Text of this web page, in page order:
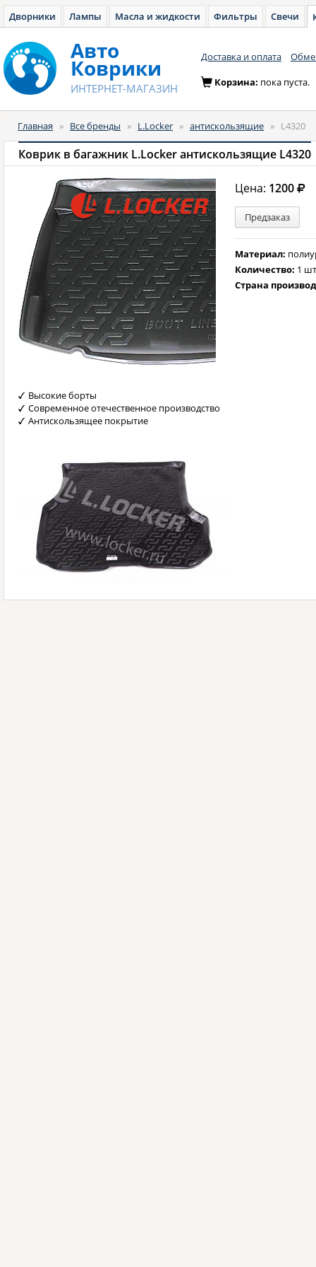
Дворники Лампы Масла и жидкости Фильтры Свечи
Авто
Коврики
ИНТЕРНЕТ-МАГАЗИН
Доставка и оплата
Корзина: пока пуста.
Главная » Все бренды » L.Locker » антискользящие » L4320
Коврик в багажник L.Locker антискользящие L4320
Цена: 1200
Предзаказ
Материал:
Количество: 1
Страна
Высокие борты
Современное отечественное производство
Антискользящее покрытие